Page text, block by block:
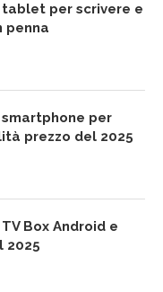
per scrivere e
penna
per
prezzo del 2025
Box Android e
2025